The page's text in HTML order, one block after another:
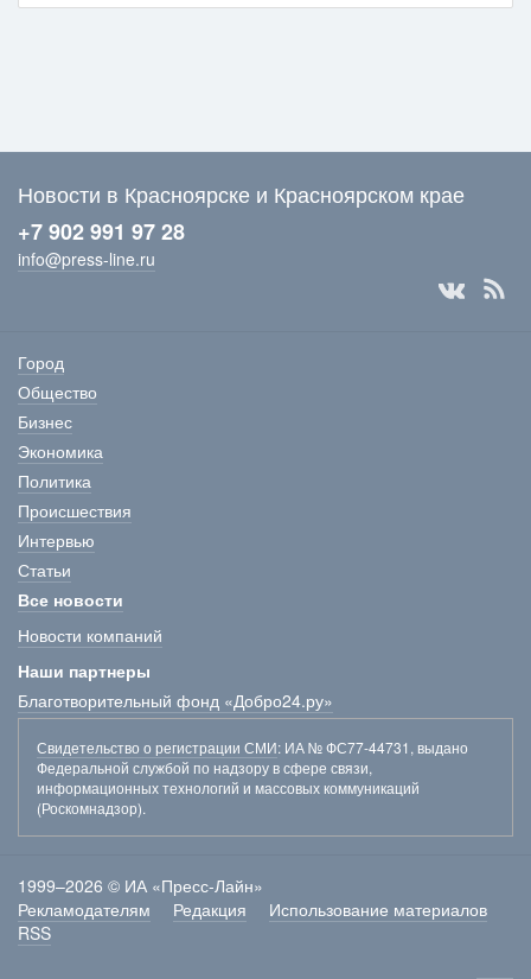
Новости в Красноярске и Красноярском крае
+7 902 991 97 28
info@press-line.ru
Город
Общество
Бизнес
Экономика
Политика
Происшествия
Интервью
Статьи
Все новости
Новости компаний
Наши партнеры
Благотворительный фонд «Добро24.ру»
Свидетельство о регистрации СМИ: ИА № ФС77-44731, выдано
Федеральной службой по надзору в сфере связи,
информационных технологий и массовых коммуникаций
(Роскомнадзор).
1999–2026 © ИА «Пресс-Лайн»
Рекламодателям
Редакция
Использование материалов
RSS